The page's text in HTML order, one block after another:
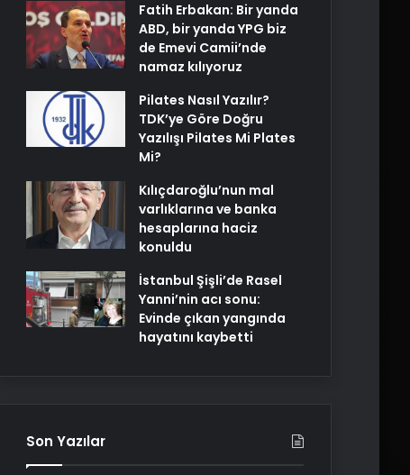
Fatih Erbakan: Bir yanda
ABD, bir yanda YPG biz
de Emevi Camii’nde
namaz kılıyoruz
Pilates Nasıl Yazılır?
TDK’ye Göre Doğru
Yazılışı Pilates Mi Plates
Mi?
Kılıçdaroğlu’nun mal
varlıklarına ve banka
hesaplarına haciz
konuldu
İstanbul Şişli’de Rasel
Yanni’nin acı sonu:
Evinde çıkan yangında
hayatını kaybetti
Son Yazılar